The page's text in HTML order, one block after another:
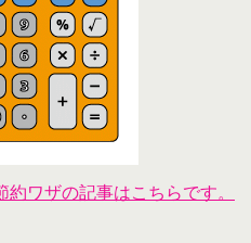
約ワザの記事はこちらです。